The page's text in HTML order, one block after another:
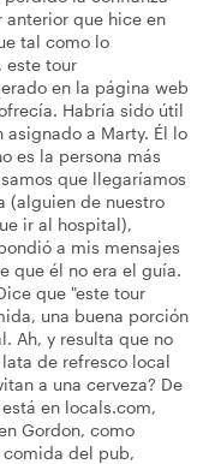
anterior que hice en
tal como lo
este tour
en la página web
Habría sido útil
asignado a Marty. Él lo
es la persona más
que llegaríamos
(alguien de nuestro
ir al hospital),
a mis mensajes
que él no era el guía.
que "este tour
una buena porción
Ah, y resulta que no
de refresco local
a una cerveza? De
en locals.com,
Gordon, como
del pub,